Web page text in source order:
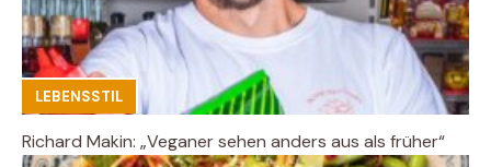
LEBENSSTIL
Richard Makin: „Veganer sehen anders aus als früher“